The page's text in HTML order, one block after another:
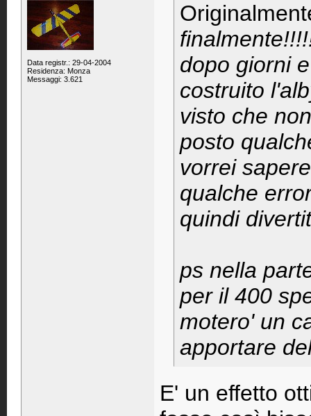
Data registr.: 29-04-2004
Residenza: Monza
Messaggi: 3.621
dopo giorni
costruito
visto che
posto
vorrei
qualche
quindi
ps nella
per il 400
motero' un
apportare
E' un effetto